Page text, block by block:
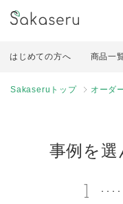
はじめての方へ 商品一
Sakaseruトップ オーダ
事例を
1